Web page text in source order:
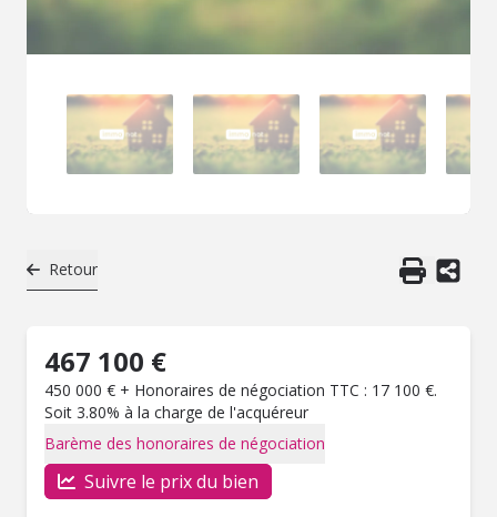
Retour
467 100 €
450 000 € + Honoraires de négociation TTC : 17 100 €.
Soit 3.80% à la charge de l'acquéreur
Barème des honoraires de négociation
Suivre le prix du bien